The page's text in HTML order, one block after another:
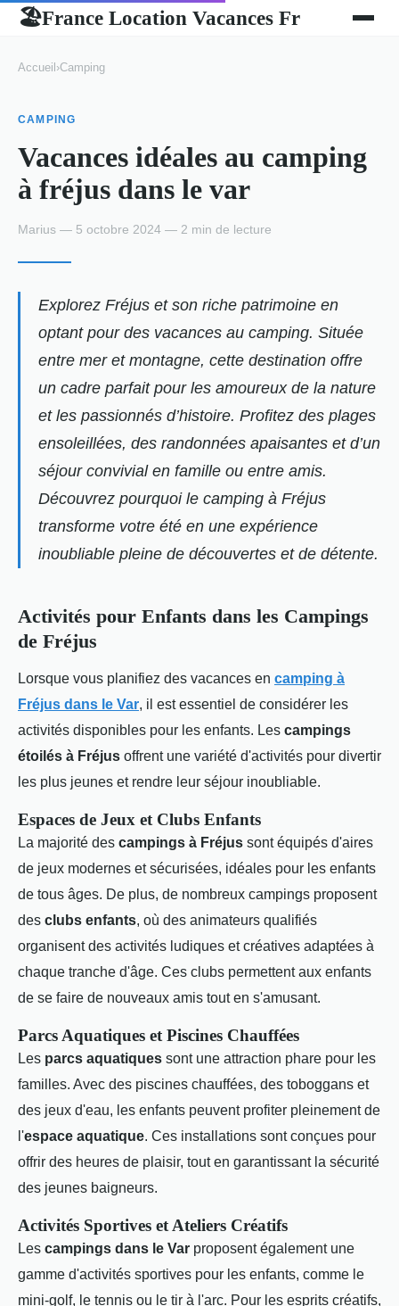
🏖France Location Vacances Fr
Accueil ›Camping
CAMPING
Vacances idéales au camping
à fréjus dans le var
Marius — 5 octobre 2024 — 2 min de lecture
Explorez Fréjus et son riche patrimoine en
optant pour des vacances au camping. Située
entre mer et montagne, cette destination offre
un cadre parfait pour les amoureux de la nature
et les passionnés d’histoire. Profitez des plages
ensoleillées, des randonnées apaisantes et d’un
séjour convivial en famille ou entre amis.
Découvrez pourquoi le camping à Fréjus
transforme votre été en une expérience
inoubliable pleine de découvertes et de détente.
Activités pour Enfants dans les Campings
de Fréjus
Lorsque vous planifiez des vacances en camping à
Fréjus dans le Var , il est essentiel de considérer les
activités disponibles pour les enfants. Les campings
étoilés à Fréjus offrent une variété d'activités pour divertir
les plus jeunes et rendre leur séjour inoubliable.
Espaces de Jeux et Clubs Enfants
La majorité des campings à Fréjus sont équipés d'aires
de jeux modernes et sécurisées, idéales pour les enfants
de tous âges. De plus, de nombreux campings proposent
des clubs enfants , où des animateurs qualifiés
organisent des activités ludiques et créatives adaptées à
chaque tranche d'âge. Ces clubs permettent aux enfants
de se faire de nouveaux amis tout en s'amusant.
Parcs Aquatiques et Piscines Chauffées
Les parcs aquatiques sont une attraction phare pour les
familles. Avec des piscines chauffées, des toboggans et
des jeux d'eau, les enfants peuvent profiter pleinement de
l'espace aquatique . Ces installations sont conçues pour
offrir des heures de plaisir, tout en garantissant la sécurité
des jeunes baigneurs.
Activités Sportives et Ateliers Créatifs
Les campings dans le Var proposent également une
gamme d'activités sportives pour les enfants, comme le
mini-golf, le tennis ou le tir à l'arc. Pour les esprits créatifs,